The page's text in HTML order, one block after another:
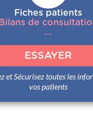
Fiches patients
de
...
ESSAYER
et Sécurisez toutes les
vos patients